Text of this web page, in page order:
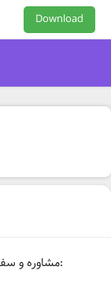
Download
مشاوره و سفارش تبلیغ در کانال‌های مجموعه‌ی خبرفوری: